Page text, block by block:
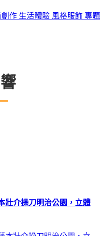
作 生活體驗 風格服飾 專題
壯介操刀明治公園，立體